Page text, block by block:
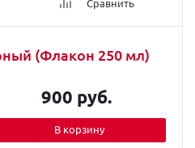
Сравнить
(Флакон 250 мл)
900 руб.
В корзину